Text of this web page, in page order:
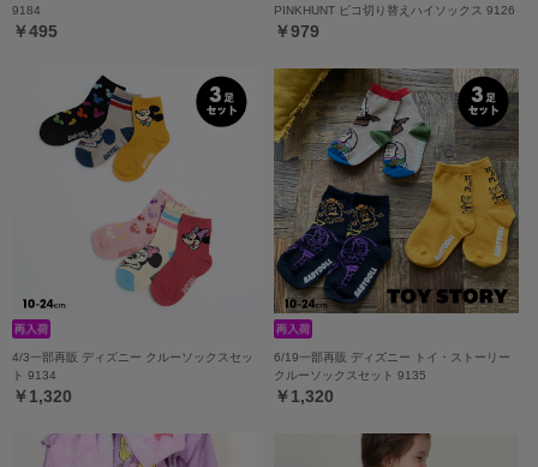
9184
￥495
PINKHUNT ピコ切り替えハイソックス 9126
￥979
4/3一部再販 ディズニー クルーソックスセッ
ト 9134
￥1,320
6/19一部再販 ディズニー トイ・ストーリー
クルーソックスセット 9135
￥1,320